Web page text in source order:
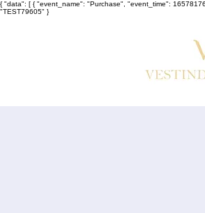
{ "data": [ { "event_name": "Purchase", "event_time":
"TEST79605" }